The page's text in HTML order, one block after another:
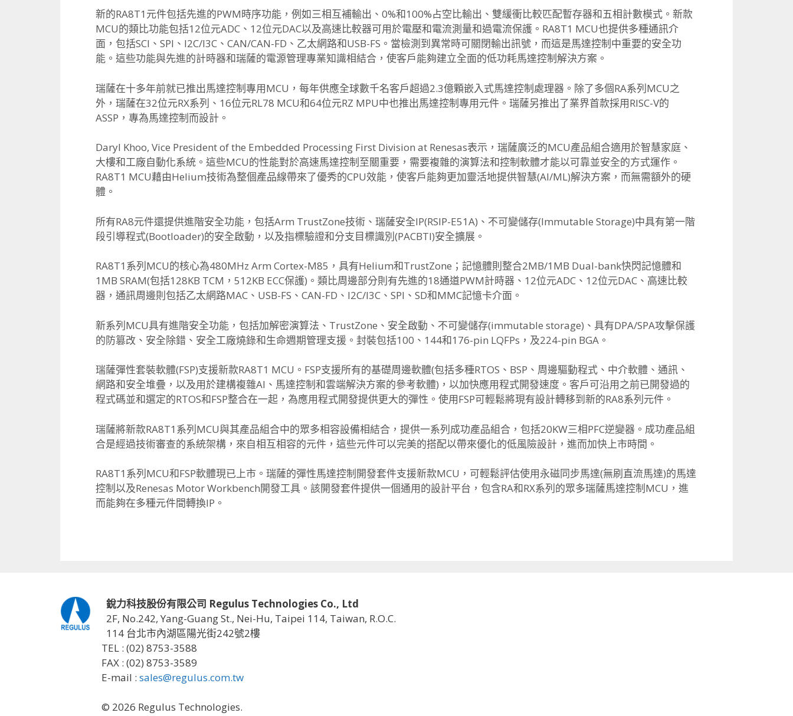
新的RA8T1元件包括先進的PWM時序功能， 例如三相互補輸出、0%和100%占空比輸出、 雙緩衝比較匹配暫存器和五相計數模式。 新款
MCU的類比功能包括12位元ADC、 12位元DAC以及高速比較器可用於電壓和電流測量和過電流保護 。RA8T1 MCU也提供多種通訊介
面，包括SCI、SPI、I2C/I3C、CAN/CAN-FD、乙太網路和USB-FS。 當檢測到異常時可關閉輸出訊號， 而這是馬達控制中重要的安全功
能。 這些功能與先進的計時器和瑞薩的電源管理專業知識相結合， 使客戶能夠建立全面的低功耗馬達控制解決方案。
瑞薩在十多年前就已推出馬達控制專用MCU， 每年供應全球數千名客戶超過2.3億顆嵌入式馬達控制處理器。 除了多個RA系列MCU之
外，瑞薩在32位元RX系列、 16位元RL78 MCU和64位元RZ MPU中也推出馬達控制專用元件。 瑞薩另推出了業界首款採用RISC-V的
ASSP， 專為馬達控制而設計。
Daryl Khoo, Vice President of the Embedded Processing First Division at Renesas表示，瑞薩廣泛的MCU產品組合適用於智慧家庭、
大樓和工廠自動化系統。 這些MCU的性能對於高速馬達控制至關重要， 需要複雜的演算法和控制軟體才能以可靠並安全的方式運作。
RA8T1 MCU藉由Helium技術為整個產品線帶來了優秀的CPU效能 ，使客戶能夠更加靈活地提供智慧(AI/ML)解決方案， 而無需額外的硬
體。
所有RA8元件還提供進階安全功能，包括Arm TrustZone技術、瑞薩安全IP(RSIP-E51A)、 不可變儲存(Immutable Storage)中具有第一階
段引導程式(Bootloader)的安全啟動， 以及指標驗證和分支目標識別(PACBTI)安全擴展。
RA8T1系列MCU的核心為480MHz Arm Cortex-M85，具有Helium和TrustZone； 記憶體則整合2MB/1MB Dual-bank快閃記憶體和
1MB SRAM(包括128KB TCM，512KB ECC保護)。類比周邊部分則有先進的18通道PWM計時器、 12位元ADC、12位元DAC、高速比較
器， 通訊周邊則包括乙太網路MAC、USB-FS、CAN-FD、 I2C/I3C、SPI、SD和MMC記憶卡介面。
新系列MCU具有進階安全功能，包括加解密演算法、 TrustZone、安全啟動、不可變儲存(immutable storage)、具有DPA/SPA攻擊保護
的防篡改、 安全除錯、安全工廠燒錄和生命週期管理支援。封裝包括100、 144和176-pin LQFPs，及224-pin BGA。
瑞薩彈性套裝軟體(FSP)支援新款RA8T1 MCU。FSP支援所有的基礎周邊軟體(包括多種RTOS、 BSP、周邊驅動程式、中介軟體、通訊、
網路和安全堆疊， 以及用於建構複雜AI、馬達控制和雲端解決方案的參考軟體)， 以加快應用程式開發速度。 客戶可沿用之前已開發過的
程式碼並和選定的RTOS和FSP整合在一起，為應用程式開發提供更大的彈性。 使用FSP可輕鬆將現有設計轉移到新的RA8系列元件。
瑞薩將新款RA8T1系列MCU與其產品組合中的眾多相容設備相結合，提供一系列成功產品組合，包括20KW三相PFC逆變器。 成功產品組
合是經過技術審查的系統架構，來自相互相容的元件， 這些元件可以完美的搭配以帶來優化的低風險設計， 進而加快上市時間。
RA8T1系列MCU和FSP軟體現已上市。 瑞薩的彈性馬達控制開發套件支援新款MCU， 可輕鬆評估使用永磁同步馬達(無刷直流馬達)的馬達
控制以及Renesas Motor Workbench開發工具。 該開發套件提供一個通用的設計平台， 包含RA和RX系列的眾多瑞薩馬達控制MCU， 進
而能夠在多種元件間轉換IP。
銳力科技股份有限公司 Regulus Technologies Co., Ltd
2F, No.242, Yang-Guang St., Nei-Hu, Taipei 114, Taiwan, R.O.C.
114 台北市內湖區陽光街242號2樓
TEL : (02) 8753-3588
FAX : (02) 8753-3589
E-mail : sales@regulus.com.tw
© 2026 Regulus Technologies.